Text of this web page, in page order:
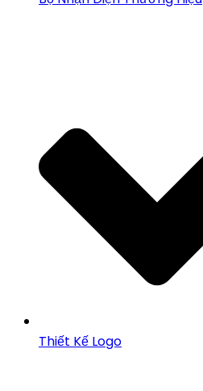
Thiết Kế Logo